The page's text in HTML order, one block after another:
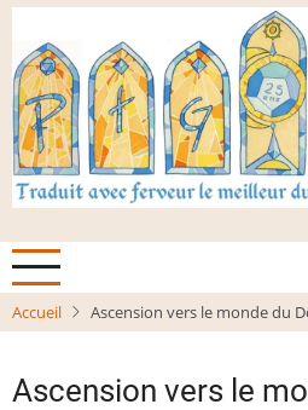
Aller
contenu
principal
Accueil Ascension vers le monde du
Ascension vers le